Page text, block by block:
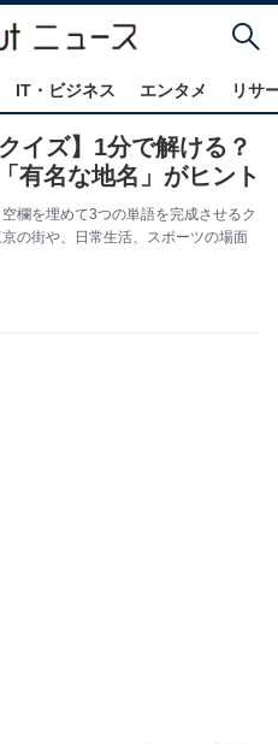
IT・ビジネス エンタメ リサ
イズ】1分で解ける？
有名な地名」がヒント
欄を埋めて3つの単語を完成させるク
の街や、日常生活、スポーツの場面